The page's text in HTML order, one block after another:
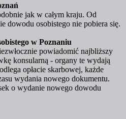
jak w całym kraju. Od
dowodu osobistego nie pobiera się.
w Poznaniu
powiadomić najbliższy
konsularną - organy te wydają
opłacie skarbowej, każde
wydania nowego dokumentu.
o wydanie nowego dowodu